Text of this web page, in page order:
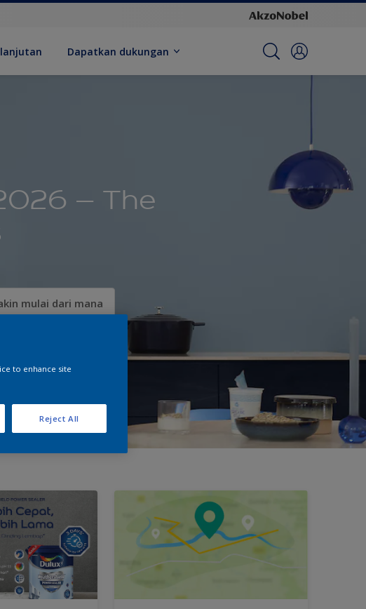
Dapatkan dukungan
– The
mulai dari mana
to enhance site
Reject All